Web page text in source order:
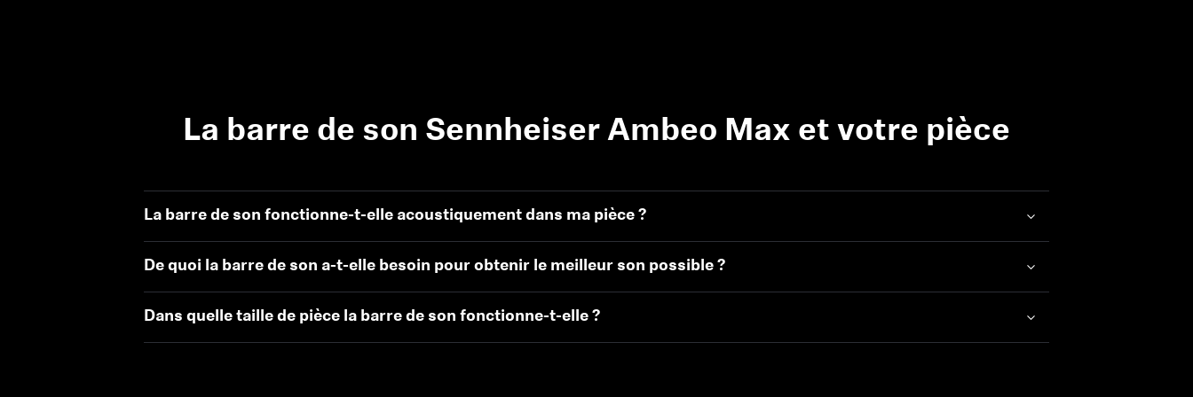
La barre de son Sennheiser Ambeo Max et votre pièce
La barre de son fonctionne-t-elle acoustiquement dans ma pièce ?
De quoi la barre de son a-t-elle besoin pour obtenir le meilleur son possible ?
Dans quelle taille de pièce la barre de son fonctionne-t-elle ?